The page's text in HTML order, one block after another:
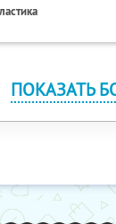
ПОКАЗАТЬ